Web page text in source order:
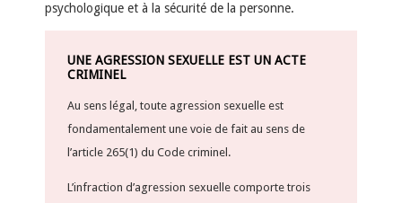
psychologique et à la sécurité de la personne.
UNE AGRESSION SEXUELLE EST UN ACTE
CRIMINEL
Au sens légal, toute agression sexuelle est
fondamentalement une voie de fait au sens de
l’article 265(1) du Code criminel.
L’infraction d’agression sexuelle comporte trois